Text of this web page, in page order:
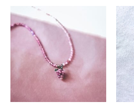
189,00 zł
do
239,00 zł